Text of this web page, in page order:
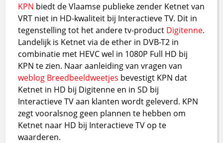
KPN biedt de Vlaamse publieke zender Ketnet van
VRT niet in HD-kwaliteit bij Interactieve TV. Dit in
tegenstelling tot het andere tv-product Digitenne.
Landelijk is Ketnet via de ether in DVB-T2 in
combinatie met HEVC wel in 1080P Full HD bij
KPN te zien. Naar aanleiding van vragen van
weblog Breedbeeldweetjes bevestigt KPN dat
Ketnet in HD bij Digitenne en in SD bij
Interactieve TV aan klanten wordt geleverd. KPN
zegt vooralsnog geen plannen te hebben om
Ketnet naar HD bij Interactieve TV op te
waarderen.